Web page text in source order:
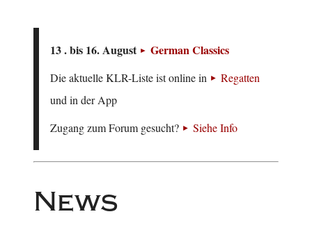
13 . bis 16. August German Classics
Die aktuelle KLR-Liste ist online in
Regatten
und in der App
Zugang zum Forum gesucht?
Siehe Info
News